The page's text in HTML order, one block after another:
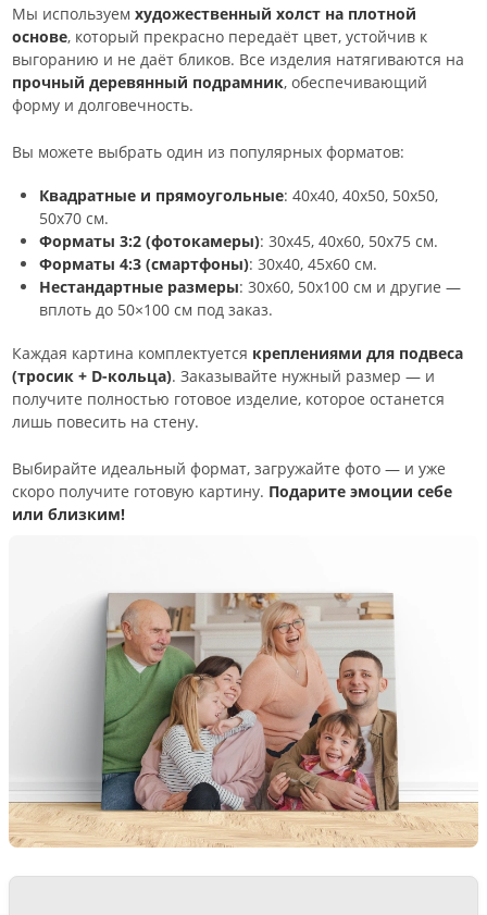
Мы используем художественный холст на плотной
основе, который прекрасно передаёт цвет, устойчив к
выгоранию и не даёт бликов. Все изделия натягиваются на
прочный деревянный подрамник, обеспечивающий
форму и долговечность.
Вы можете выбрать один из популярных форматов:
Квадратные и прямоугольные: 40х40, 40х50, 50х50,
50х70 см.
Форматы 3:2 (фотокамеры): 30х45, 40х60, 50х75 см.
Форматы 4:3 (смартфоны): 30х40, 45х60 см.
Нестандартные размеры: 30х60, 50х100 см и другие —
вплоть до 50×100 см под заказ.
Каждая картина комплектуется креплениями для подвеса
(тросик + D-кольца). Заказывайте нужный размер — и
получите полностью готовое изделие, которое останется
лишь повесить на стену.
Выбирайте идеальный формат, загружайте фото — и уже
скоро получите готовую картину. Подарите эмоции себе
или близким!